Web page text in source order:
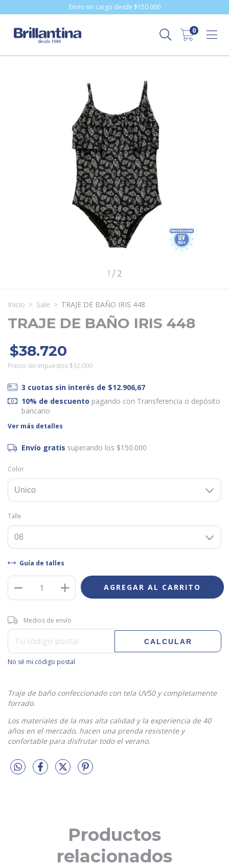
Envío sin cargo desde $150.000
0
1 / 2
Inicio > Sale > TRAJE DE BAÑO IRIS 448
TRAJE DE BAÑO IRIS 448
$38.720
Precio sin impuestos $32.000
3 cuotas sin interés de $12.906,67
10% de descuento pagando con Transferencia o depósito
bancario
Ver más detalles
Envío gratis superando los $150.000
Color
Talle
Guía de talles
Entregas para el CP:
Medios de envío
CALCULAR
No sé mi código postal
Traje de baño confeccionado con tela UV50 y completamente
forrado.
Los materiales de la mas alta calidad y la experiencia de 40
años en el mercado, hacen una prenda resistente y
confortable para disfrutar todo el verano.
Productos
relacionados